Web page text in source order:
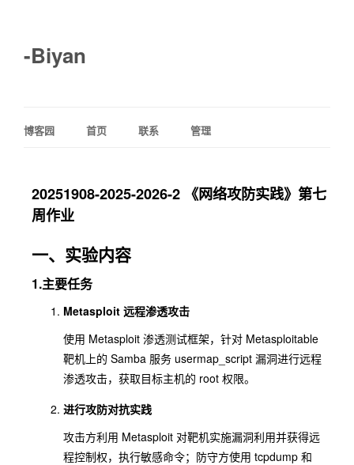
-Biyan
博客园 首页 联系 管理
20251908-2025-2026-2 《网络攻防实践》第七
周作业
一、实验内容
1.主要任务
Metasploit 远程渗透攻击
使用 Metasploit 渗透测试框架，针对 Metasploitable
靶机上的 Samba 服务 usermap_script 漏洞进行远程
渗透攻击，获取目标主机的 root 权限。
进行攻防对抗实践
攻击方利用 Metasploit 对靶机实施漏洞利用并获得远
程控制权，执行敏感命令；防守方使用 tcpdump 和